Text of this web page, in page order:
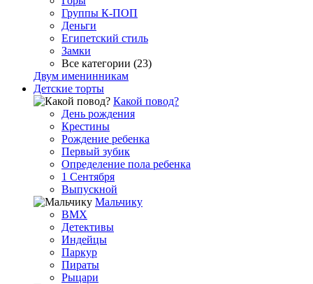
Группы К-ПОП
Деньги
Египетский стиль
Замки
Все категории (23)
Двум именинникам
Детские торты
Какой повод?
День рождения
Крестины
Рождение ребенка
Первый зубик
Определение пола ребенка
1 Сентября
Выпускной
Мальчику
BMX
Детективы
Индейцы
Паркур
Пираты
Рыцари